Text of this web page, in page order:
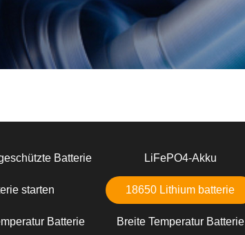
Batterie LiFePO4-Akku
starten 18650 Lithium batterie
Batterie Breite Temperatur Batterie